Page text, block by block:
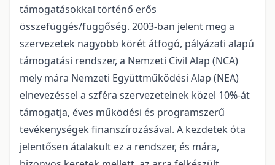
támogatásokkal történő erős
összefüggés/függőség. 2003-ban jelent meg a
szervezetek nagyobb körét átfogó, pályázati alapú
támogatási rendszer, a Nemzeti Civil Alap (NCA)
mely mára Nemzeti Együttműködési Alap (NEA)
elnevezéssel a szféra szervezeteinek közel 10%-át
támogatja, éves működési és programszerű
tevékenységek finanszírozásával. A kezdetek óta
jelentősen átalakult ez a rendszer, és mára,